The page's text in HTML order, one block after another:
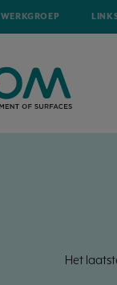
WERKGROEP
Het